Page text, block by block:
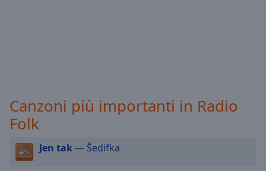
opens
subtitles
settings
dialog
subtitles
Canzoni più importanti in Radio
Folk
Jen tak— Šedifka